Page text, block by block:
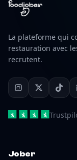
La plateforme qui
restauration avec
recrutent.
Jober